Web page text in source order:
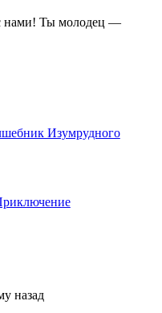
нами! Ты молодец —
Изумрудного
назад